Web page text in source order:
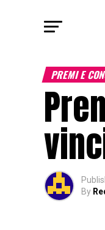
PREMI E
By